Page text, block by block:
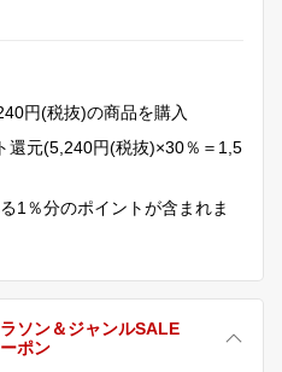
円(税抜)の商品を購入
還元(5,240円(税抜)×30％＝1,5
1％分のポイントが含まれま
ソン＆ジャンルSALE
ポン